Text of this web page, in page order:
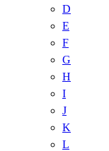
D
E
F
G
H
I
J
K
L